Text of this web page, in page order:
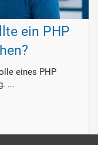
ein PHP
eines PHP
...